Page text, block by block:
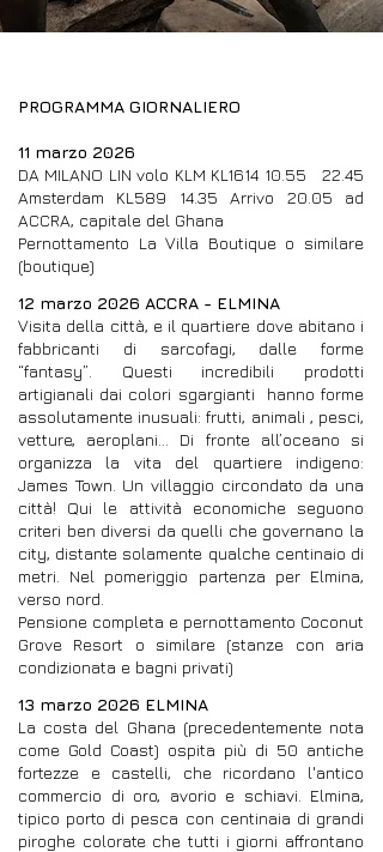
PROGRAMMA GIORNALIERO
11 marzo 2026
DA MILANO LIN volo KLM KL1614 10.55 22.45
Amsterdam KL589 14.35 Arrivo 20.05 ad
ACCRA, capitale del Ghana
Pernottamento La Villa Boutique o similare
(boutique)
12 marzo 2026 ACCRA - ELMINA
Visita della città, e il quartiere dove abitano i
fabbricanti di sarcofagi, dalle forme
“fantasy”. Questi incredibili prodotti
artigianali dai colori sgargianti hanno forme
assolutamente inusuali: frutti, animali , pesci,
vetture, aeroplani… Di fronte all’oceano si
organizza la vita del quartiere indigeno:
James Town. Un villaggio circondato da una
città! Qui le attività economiche seguono
criteri ben diversi da quelli che governano la
city, distante solamente qualche centinaio di
metri. Nel pomeriggio partenza per Elmina,
verso nord.
Pensione completa e pernottamento Coconut
Grove Resort o similare (stanze con aria
condizionata e bagni privati)
13 marzo 2026 ELMINA
La costa del Ghana (precedentemente nota
come Gold Coast) ospita più di 50 antiche
fortezze e castelli, che ricordano l'antico
commercio di oro, avorio e schiavi. Elmina,
tipico porto di pesca con centinaia di grandi
piroghe colorate che tutti i giorni affrontano